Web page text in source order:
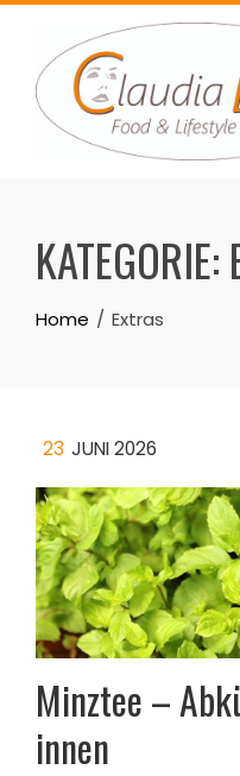
Skip
content
KATEGORIE:
Home Extras
23 JUNI 2026
Minztee –
innen